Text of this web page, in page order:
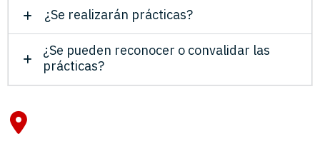
¿Se realizarán prácticas?
¿Se pueden reconocer o convalidar las
prácticas?